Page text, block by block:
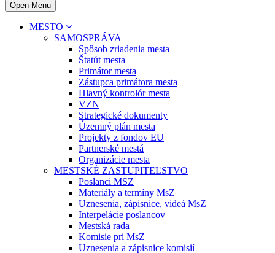
Open Menu
MESTO
SAMOSPRÁVA
Spôsob zriadenia mesta
Štatút mesta
Primátor mesta
Zástupca primátora mesta
Hlavný kontrolór mesta
VZN
Strategické dokumenty
Územný plán mesta
Projekty z fondov EU
Partnerské mestá
Organizácie mesta
MESTSKÉ ZASTUPITEĽSTVO
Poslanci MSZ
Materiály a termíny MsZ
Uznesenia, zápisnice, videá MsZ
Interpelácie poslancov
Mestská rada
Komisie pri MsZ
Uznesenia a zápisnice komisií